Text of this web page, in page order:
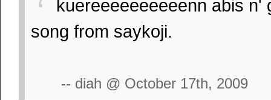
kuereeeeeeeeeenn abis
song from saykoji.
-- diah @ October 17th, 2009